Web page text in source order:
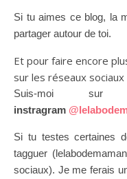
Si tu aimes ce blog, la
partager autour de toi.
Et pour faire encore
sur les réseaux sociaux
Suis-moi
instragram
Si tu testes certaines
tagguer
sociaux). Je me ferais